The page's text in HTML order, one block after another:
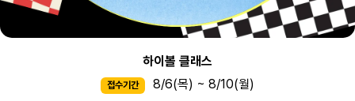
하이볼 클래스
접수기간 8/6(목) ~ 8/10(월)